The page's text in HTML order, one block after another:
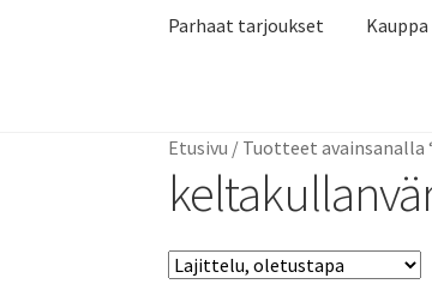
Parhaat tarjoukset Kauppa
Etusivu / Tuotteet avainsanalla